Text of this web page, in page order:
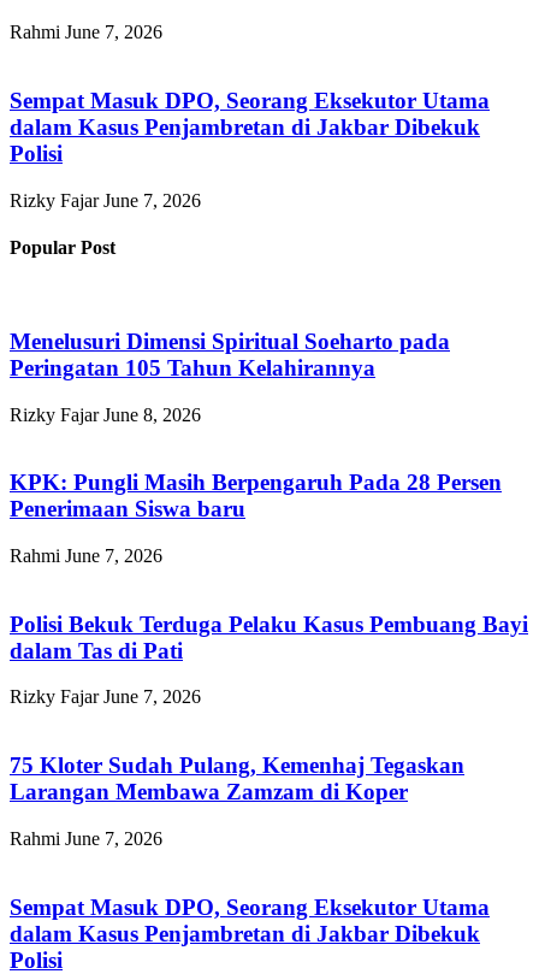
Rahmi June 7, 2026
Sempat Masuk DPO, Seorang Eksekutor Utama
dalam Kasus Penjambretan di Jakbar Dibekuk
Polisi
Rizky FajarJune 7, 2026
Popular Post
Menelusuri Dimensi Spiritual Soeharto pada
Peringatan 105 Tahun Kelahirannya
Rizky FajarJune 8, 2026
KPK: Pungli Masih Berpengaruh Pada 28 Persen
Penerimaan Siswa baru
Rahmi June 7, 2026
Polisi Bekuk Terduga Pelaku Kasus Pembuang Bayi
dalam Tas di Pati
Rizky FajarJune 7, 2026
75 Kloter Sudah Pulang, Kemenhaj Tegaskan
Larangan Membawa Zamzam di Koper
Rahmi June 7, 2026
Sempat Masuk DPO, Seorang Eksekutor Utama
dalam Kasus Penjambretan di Jakbar Dibekuk
Polisi